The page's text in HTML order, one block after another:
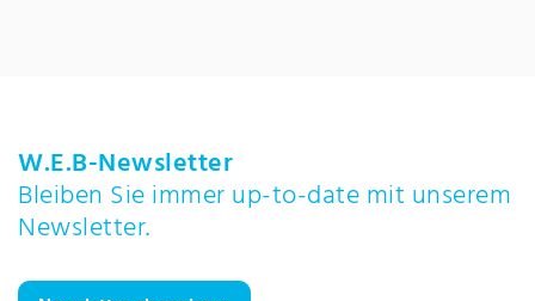
W.E.B-Newsletter
Bleiben Sie immer up-to-date mit unserem
Newsletter.